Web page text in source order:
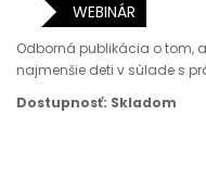
WEBINÁR
Odborná publikácia o tom,
najmenšie deti v súlade s
Dostupnosť: Skladom